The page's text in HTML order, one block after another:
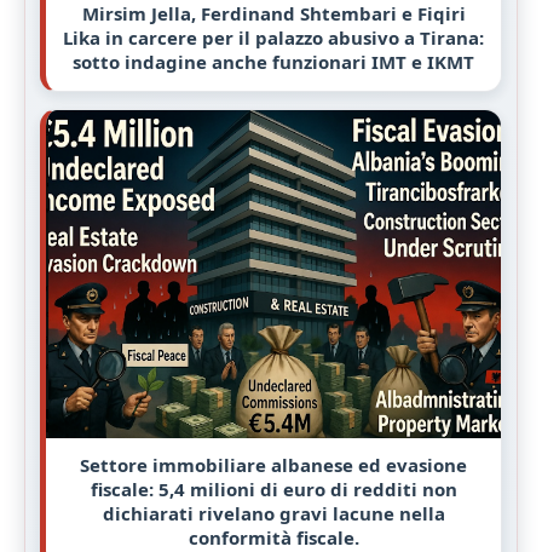
Mirsim Jella, Ferdinand Shtembari e Fiqiri
Lika in carcere per il palazzo abusivo a Tirana:
sotto indagine anche funzionari IMT e IKMT
Settore immobiliare albanese ed evasione
fiscale: 5,4 milioni di euro di redditi non
dichiarati rivelano gravi lacune nella
conformità fiscale.